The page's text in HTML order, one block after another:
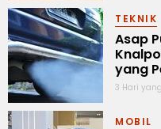
TEKNIK
Asap
yang
3 Hari
MOBIL